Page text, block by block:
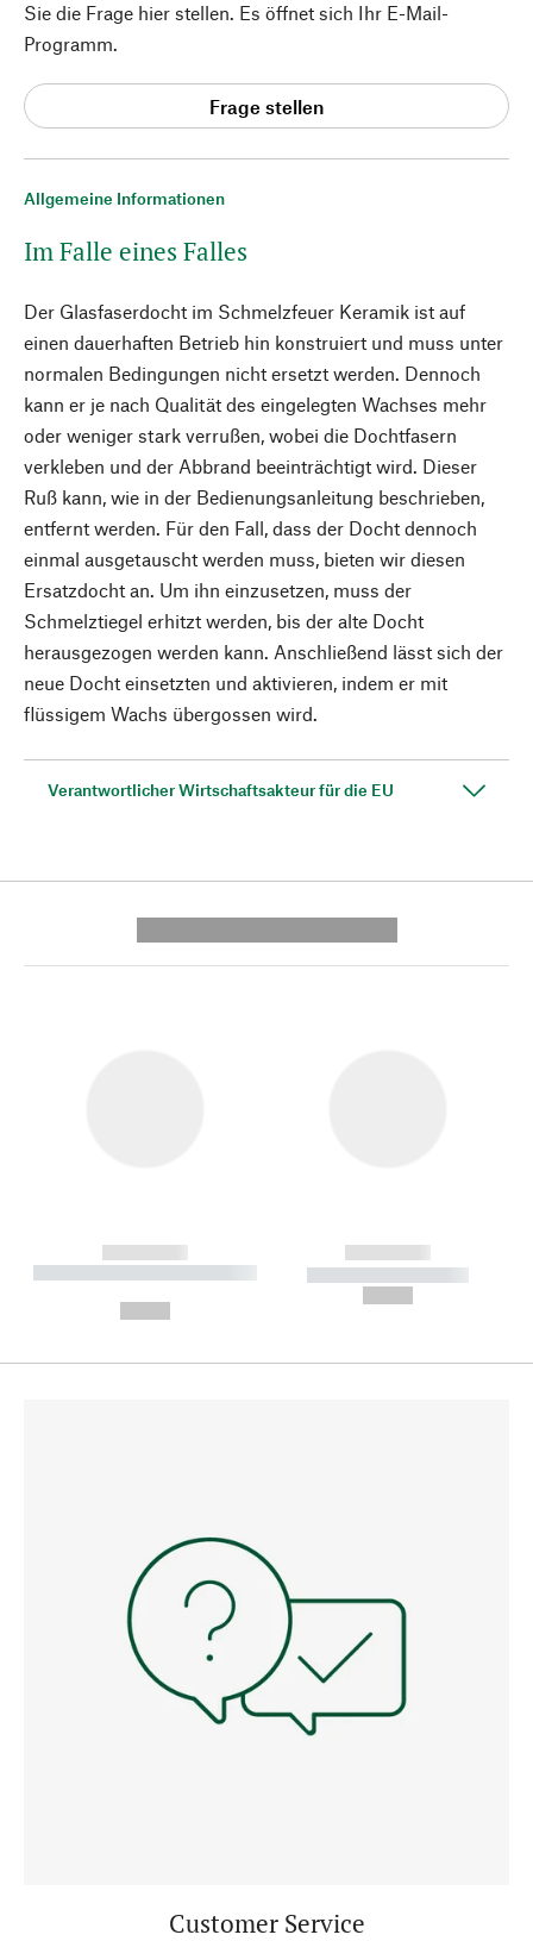
Allgemeine Informationen
Im Falle eines Falles
Der Glasfaserdocht im Schmelzfeuer Keramik ist auf
einen dauerhaften Betrieb hin konstruiert und muss unter
normalen Bedingungen nicht ersetzt werden. Dennoch
kann er je nach Qualität des eingelegten Wachses mehr
oder weniger stark verrußen, wobei die Dochtfasern
verkleben und der Abbrand beeinträchtigt wird. Dieser
Ruß kann, wie in der Bedienungsanleitung beschrieben,
entfernt werden. Für den Fall, dass der Docht dennoch
einmal ausgetauscht werden muss, bieten wir diesen
Ersatzdocht an. Um ihn einzusetzen, muss der
Schmelztiegel erhitzt werden, bis der alte Docht
herausgezogen werden kann. Anschließend lässt sich der
neue Docht einsetzten und aktivieren, indem er mit
flüssigem Wachs übergossen wird.
Verantwortlicher Wirtschaftsakteur für die EU
Sie die Frage hier stellen. Es öffnet sich Ihr E-Mail-
Programm.
Frage stellen
------------
----------- ----------- --------
------------
----------- -----------
Customer Service